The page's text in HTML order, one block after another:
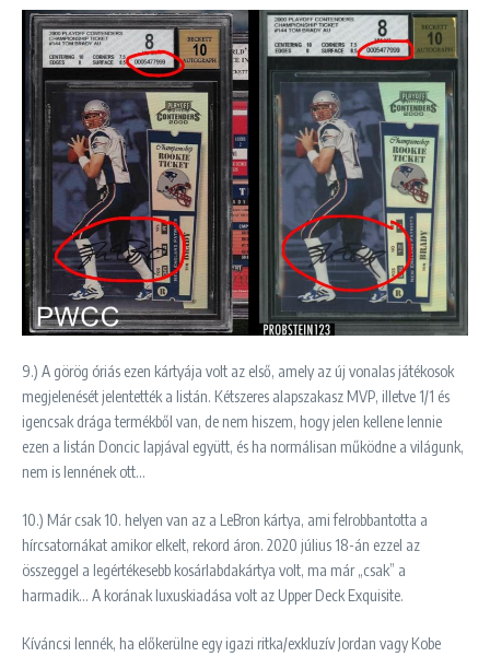
9.) A görög óriás ezen kártyája volt az első, amely az új vonalas játékosok
megjelenését jelentették a listán. Kétszeres alapszakasz MVP, illetve 1/1 és
igencsak drága termékből van, de nem hiszem, hogy jelen kellene lennie
ezen a listán Doncic lapjával együtt, és ha normálisan működne a világunk,
nem is lennének ott…
10.) Már csak 10. helyen van az a LeBron kártya, ami felrobbantotta a
hírcsatornákat amikor elkelt, rekord áron. 2020 július 18-án ezzel az
összeggel a legértékesebb kosárlabdakártya volt, ma már „csak” a
harmadik… A korának luxuskiadása volt az Upper Deck Exquisite.
Kíváncsi lennék, ha előkerülne egy igazi ritka/exkluzív Jordan vagy Kobe